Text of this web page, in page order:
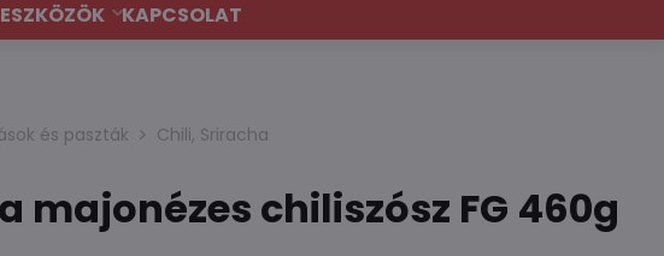
KAPCSOLAT
és paszták Chili, Sriracha
majonézes chiliszósz FG 460g